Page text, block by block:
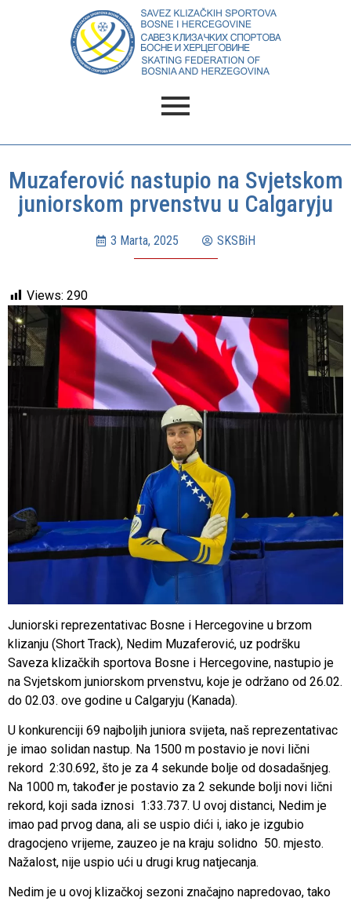
Muzaferović nastupio na Svjetskom
juniorskom prvenstvu u Calgaryju
3 Marta, 2025 SKSBiH
Views: 290
Juniorski reprezentativac Bosne i Hercegovine u brzom
klizanju (Short Track), Nedim Muzaferović, uz podršku
Saveza klizačkih sportova Bosne i Hercegovine, nastupio je
na Svjetskom juniorskom prvenstvu, koje je održano od 26.02.
do 02.03. ove godine u Calgaryju (Kanada).
U konkurenciji 69 najboljih juniora svijeta, naš reprezentativac
je imao solidan nastup. Na 1500 m postavio je novi lični
rekord 2:30.692, što je za 4 sekunde bolje od dosadašnjeg.
Na 1000 m, također je postavio za 2 sekunde bolji novi lični
rekord, koji sada iznosi 1:33.737. U ovoj distanci, Nedim je
imao pad prvog dana, ali se uspio dići i, iako je izgubio
dragocjeno vrijeme, zauzeo je na kraju solidno 50. mjesto.
Nažalost, nije uspio ući u drugi krug natjecanja.
Nedim je u ovoj klizačkoj sezoni značajno napredovao, tako